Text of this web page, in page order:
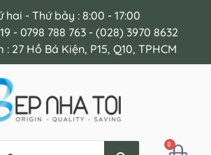
hai - Thứ bảy : 8:00 - 17:00
- 0798 788 763 - (028) 3970 8632
27 Hồ Bá Kiện, P15, Q10, TPHCM
0